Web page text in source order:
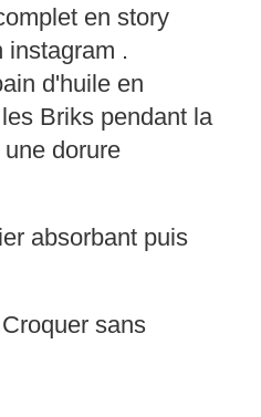
en story
instagram .
d'huile en
Briks pendant la
dorure
absorbant puis
sans